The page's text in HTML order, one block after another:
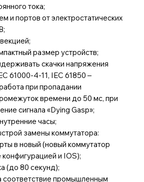
тока;
портов от электростатических
размер устройств;
скачки напряжения
61000-4-11, IEC 61850 –
при пропадании
времени до 50 мс, при
сигнала «Dying Gasp»;
часы;
замены коммутатора:
в новый (новый коммутатор
и IOS);
(до 80 секунд);
промышленным